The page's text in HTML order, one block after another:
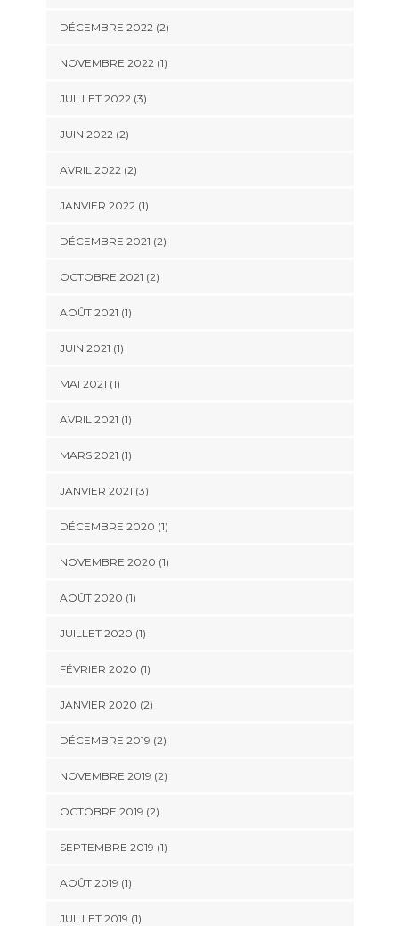
DÉCEMBRE 2022(2)
NOVEMBRE 2022(1)
JUILLET 2022(3)
JUIN 2022(2)
AVRIL 2022(2)
JANVIER 2022(1)
DÉCEMBRE 2021 (2)
OCTOBRE 2021 (2)
AOÛT 2021 (1)
JUIN 2021 (1)
MAI 2021 (1)
AVRIL 2021 (1)
MARS 2021 (1)
JANVIER 2021 (3)
DÉCEMBRE 2020 (1)
NOVEMBRE 2020 (1)
AOÛT 2020 (1)
JUILLET 2020 (1)
FÉVRIER 2020 (1)
JANVIER 2020 (2)
DÉCEMBRE 2019 (2)
NOVEMBRE 2019 (2)
OCTOBRE 2019 (2)
SEPTEMBRE 2019 (1)
AOÛT 2019 (1)
JUILLET 2019 (1)